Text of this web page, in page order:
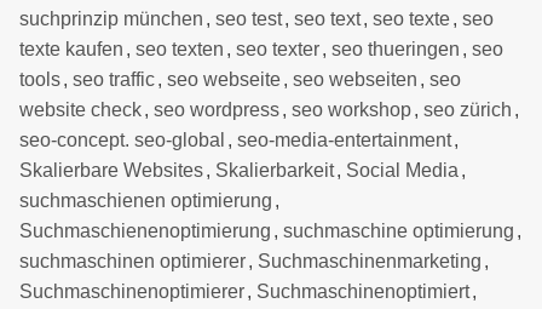
suchprinzip münchen , seo test, seo text, seo texte, seo
texte kaufen , seo texten , seo texter, seo thueringen , seo
tools, seo traffic, seo webseite, seo webseiten , seo
website check, seo wordpress, seo workshop, seo zürich ,
seo-concept. seo-global , seo-media-entertainment,
Skalierbare Websites, Skalierbarkeit, Social Media ,
suchmaschienen optimierung ,
Suchmaschienenoptimierung , suchmaschine optimierung ,
suchmaschinen optimierer, Suchmaschinenmarketing ,
Suchmaschinenoptimierer, Suchmaschinenoptimiert,